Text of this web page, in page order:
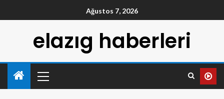
Ağustos 7, 2026
elazıg haberleri